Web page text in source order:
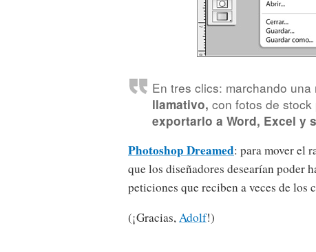
En tres clics: marchando una
llamativo, con fotos de stock
exportarlo a Word, Excel y
Photoshop Dreamed: para mover el
que los diseñadores desearían poder
peticiones que reciben a veces de los
(¡Gracias,Adolf!)